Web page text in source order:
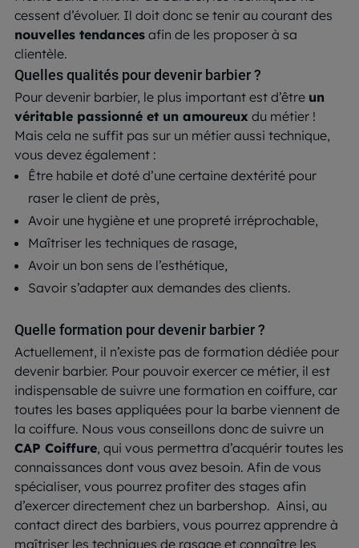
cessent d’évoluer. Il doit donc se tenir au courant des
nouvelles tendances afin de les proposer à sa
clientèle.
Quelles qualités pour devenir barbier ?
Pour devenir barbier, le plus important est d’être un
véritable passionné et un amoureux du métier !
Mais cela ne suffit pas sur un métier aussi technique,
vous devez également :
Être habile et doté d’une certaine dextérité pour
raser le client de près,
Avoir une hygiène et une propreté irréprochable,
Maîtriser les techniques de rasage,
Avoir un bon sens de l’esthétique,
Savoir s’adapter aux demandes des clients.
Quelle formation pour devenir barbier ?
Actuellement, il n’existe pas de formation dédiée pour
devenir barbier. Pour pouvoir exercer ce métier, il est
indispensable de suivre une formation en coiffure, car
toutes les bases appliquées pour la barbe viennent de
la coiffure. Nous vous conseillons donc de suivre un
CAP Coiffure, qui vous permettra d’acquérir toutes les
connaissances dont vous avez besoin. Afin de vous
spécialiser, vous pourrez profiter des stages afin
d’exercer directement chez un barbershop. Ainsi, au
contact direct des barbiers, vous pourrez apprendre à
maîtriser les techniques de rasage et connaître les